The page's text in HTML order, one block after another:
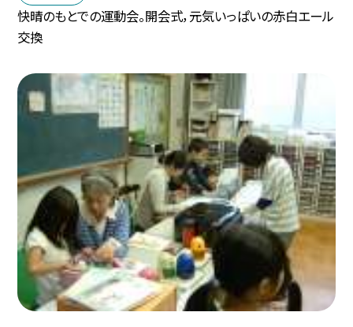
快晴のもとでの運動会。開会式，元気いっぱいの赤白エール
交換